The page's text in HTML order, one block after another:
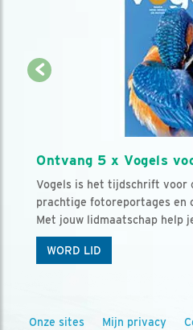
Ontvang 5 x Vogels
Vogels is het tijdschrift voor
prachtige fotoreportages en
Met jouw lidmaatschap help
WORD LID
Onze sites Mijn privacy